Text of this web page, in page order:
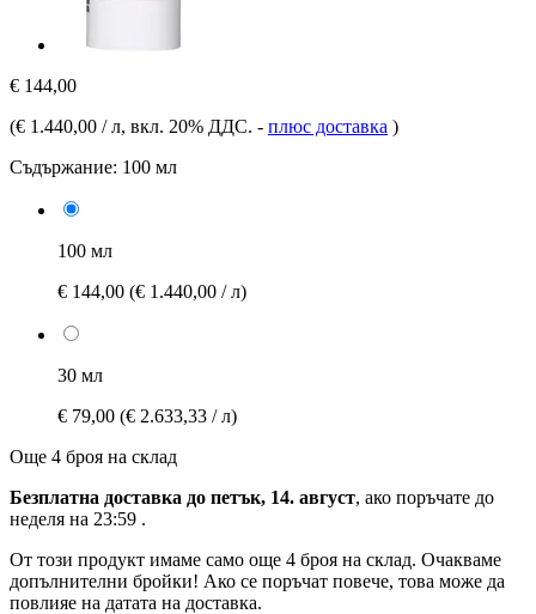
€ 144,00
(€ 1.440,00 / л, вкл. 20% ДДС. - плюс доставка )
Съдържание: 100 мл
100 мл
€ 144,00 (€ 1.440,00 / л)
30 мл
€ 79,00 (€ 2.633,33 / л)
Още 4 броя на склад
Безплатна доставка до петък, 14. август, ако поръчате до
неделя на 23:59 .
От този продукт имаме само още 4 броя на склад. Очакваме
допълнителни бройки! Ако се поръчат повече, това може да
повлияе на датата на доставка.